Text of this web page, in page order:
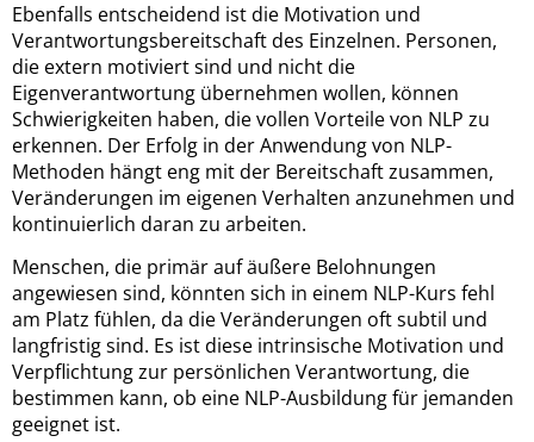
Ebenfalls entscheidend ist die Motivation und
Verantwortungsbereitschaft des Einzelnen. Personen,
die extern motiviert sind und nicht die
Eigenverantwortung übernehmen wollen, können
Schwierigkeiten haben, die vollen Vorteile von NLP zu
erkennen. Der Erfolg in der Anwendung von NLP-
Methoden hängt eng mit der Bereitschaft zusammen,
Veränderungen im eigenen Verhalten anzunehmen und
kontinuierlich daran zu arbeiten.
Menschen, die primär auf äußere Belohnungen
angewiesen sind, könnten sich in einem NLP-Kurs fehl
am Platz fühlen, da die Veränderungen oft subtil und
langfristig sind. Es ist diese intrinsische Motivation und
Verpflichtung zur persönlichen Verantwortung, die
bestimmen kann, ob eine NLP-Ausbildung für jemanden
geeignet ist.